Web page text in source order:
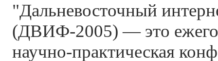
"Дальневосточный
(ДВИФ-2005) — это
научно-практическая